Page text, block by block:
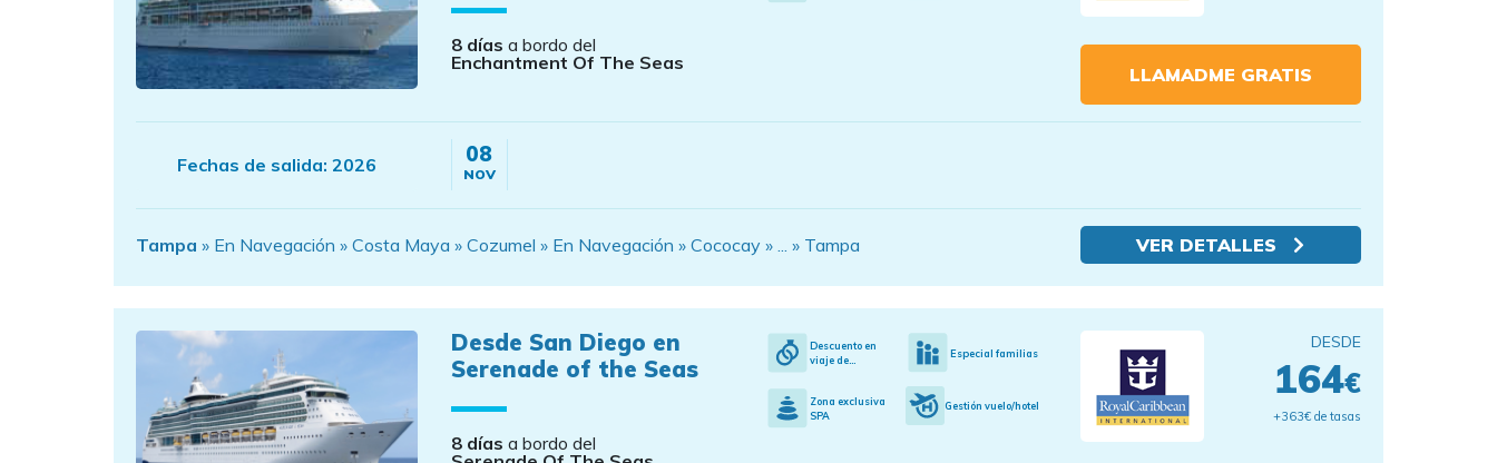
8 días a bordo del
Enchantment Of The Seas
LLAMADME GRATIS
Fechas de salida: 2026 08
NOV
Tampa » En Navegación » Costa Maya » Cozumel » En Navegación » Cococay » ... » Tampa VER DETALLES
Desde San Diego en
Serenade of the Seas
8 días a bordo del
Descuento en
viaje de...
Especial familias
Zona exclusiva
SPA
Gestión vuelo/hotel
DESDE
164€
+363€ de tasas